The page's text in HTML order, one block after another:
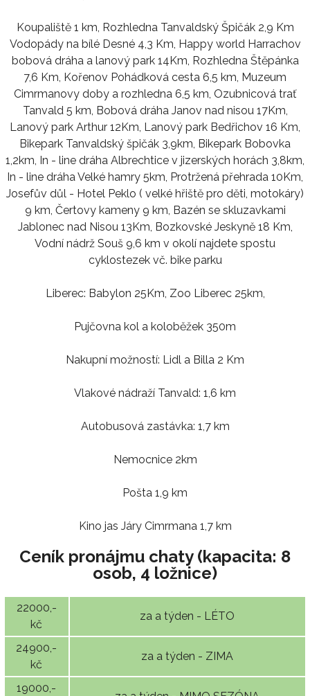
Koupaliště 1 km, Rozhledna Tanvaldský Špičák 2,9 Km
Vodopády na bílé Desné 4,3 Km, Happy world Harrachov
bobová dráha a lanový park 14Km, Rozhledna Štěpánka
7,6 Km, Kořenov Pohádková cesta 6,5 km, Muzeum
Cimrmanovy doby a rozhledna 6,5 km, Ozubnicová trať
Tanvald 5 km, Bobová dráha Janov nad nisou 17Km,
Lanový park Arthur 12Km, Lanový park Bedřichov 16 Km,
Bikepark Tanvaldský špičák 3,9km, Bikepark Bobovka
1,2km, In - line dráha Albrechtice v jizerských horách 3,8km,
In - line dráha Velké hamry 5km, Protržená přehrada 10Km,
Josefův důl - Hotel Peklo ( velké hřiště pro děti, motokáry)
9 km, Čertovy kameny 9 km, Bazén se skluzavkami
Jablonec nad Nisou 13Km, Bozkovské Jeskyně 18 Km,
Vodní nádrž Souš 9,6 km v okolí najdete spostu
cyklostezek vč. bike parku
Liberec: Babylon 25Km, Zoo Liberec 25km,
Pujčovna kol a koloběžek 350m
Nakupní možností: Lidl a Billa 2 Km
Vlakové nádraží Tanvald: 1,6 km
Autobusová zastávka: 1,7 km
Nemocnice 2km
Pošta 1,9 km
Kino jas Járy Cimrmana 1,7 km
Ceník pronájmu chaty (kapacita: 8
osob, 4 ložnice)
22000,-
kč
za a týden - LÉTO
24900,-
kč
za a týden - ZIMA
19000,-